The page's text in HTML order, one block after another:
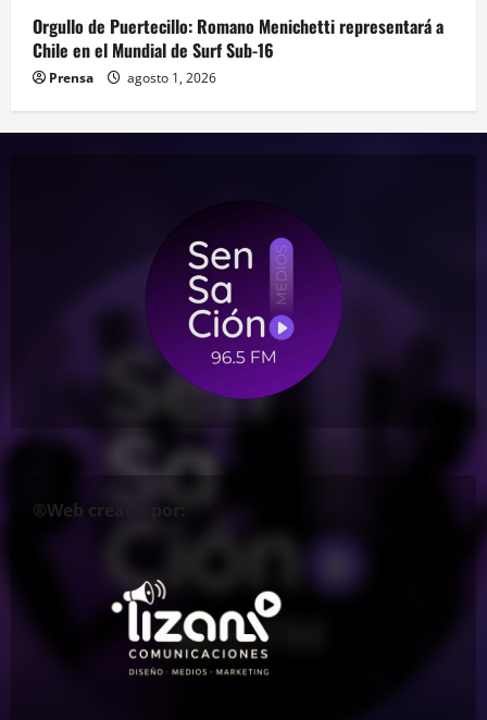
Orgullo de Puertecillo: Romano Menichetti representará a
Chile en el Mundial de Surf Sub-16
Prensa agosto 1, 2026
®Web creada por: